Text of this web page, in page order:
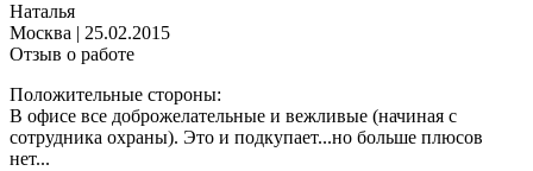
Наталья
Москва | 25.02.2015
Отзыв о работе
Положительные стороны:
В офисе все доброжелательные и вежливые (начиная с
сотрудника охраны). Это и подкупает...но больше плюсов
нет...